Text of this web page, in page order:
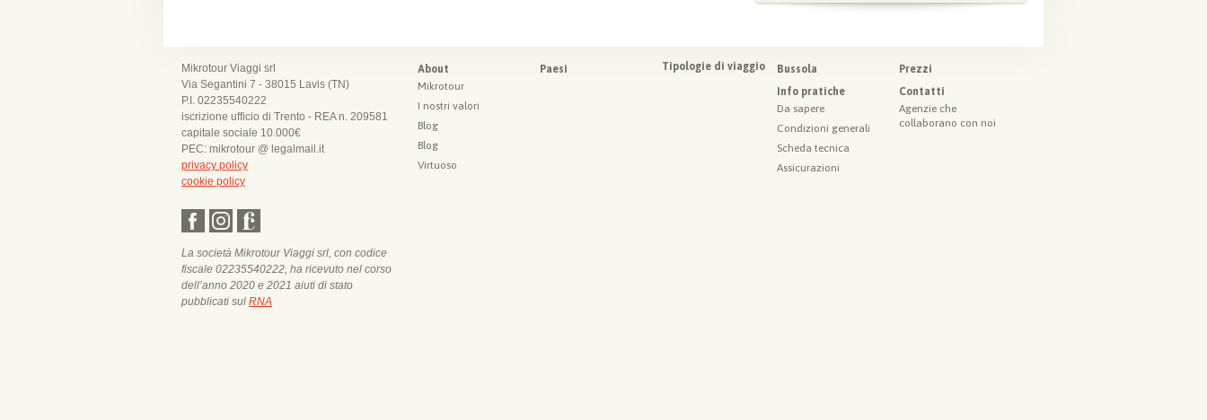
Mikrotour Viaggi srl
Via Segantini 7 - 38015 Lavis (TN)
P.I. 02235540222
iscrizione ufficio di Trento - REA n. 209581
capitale sociale 10.000€
PEC: mikrotour @ legalmail.it
privacy policy
cookie policy
La società Mikrotour Viaggi srl, con codice
fiscale 02235540222, ha ricevuto nel corso
dell’anno 2020 e 2021 aiuti di stato
pubblicati sul RNA
About
Mikrotour
I nostri valori
Blog
Blog
Virtuoso
Paesi Tipologie di viaggio Bussola
Prezzi
Info pratiche
Da sapere
Condizioni generali
Scheda tecnica
Assicurazioni
Contatti
Agenzie che
collaborano con noi